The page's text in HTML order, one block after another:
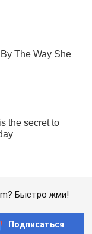
Быстро жми!
Подписаться